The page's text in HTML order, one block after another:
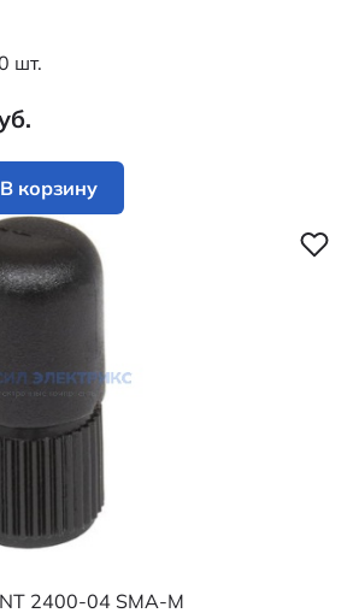
шт.
В корзину
2400-04 SMA-M